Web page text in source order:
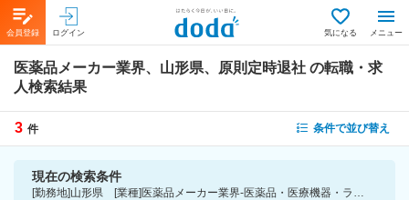
会員登録 ログイン 気になる メニュー
医薬品メーカー業界、山形県、原則定時退社 の転職・求
人検索結果
3 件 条件で並び替え
現在の検索条件
[勤務地]山形県 [業種]医薬品メーカー業界-医薬品・医療機器・ライフサイエンス・医療系サービス [詳細条件](休日・働き方)原則定時退社